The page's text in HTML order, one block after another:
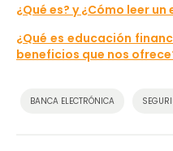
¿Qué es? y ¿Cómo leer
¿Qué es educación
beneficios que nos
BANCA ELECTRÓNICA